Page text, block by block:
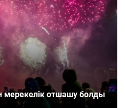
мерекелік отшашу болды